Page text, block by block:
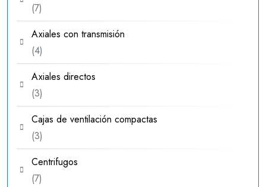
77
productos
Axiales con transmisión
44
productos
Axiales directos
33
productos
Cajas de ventilación compactas
33
productos
Centrifugos
77